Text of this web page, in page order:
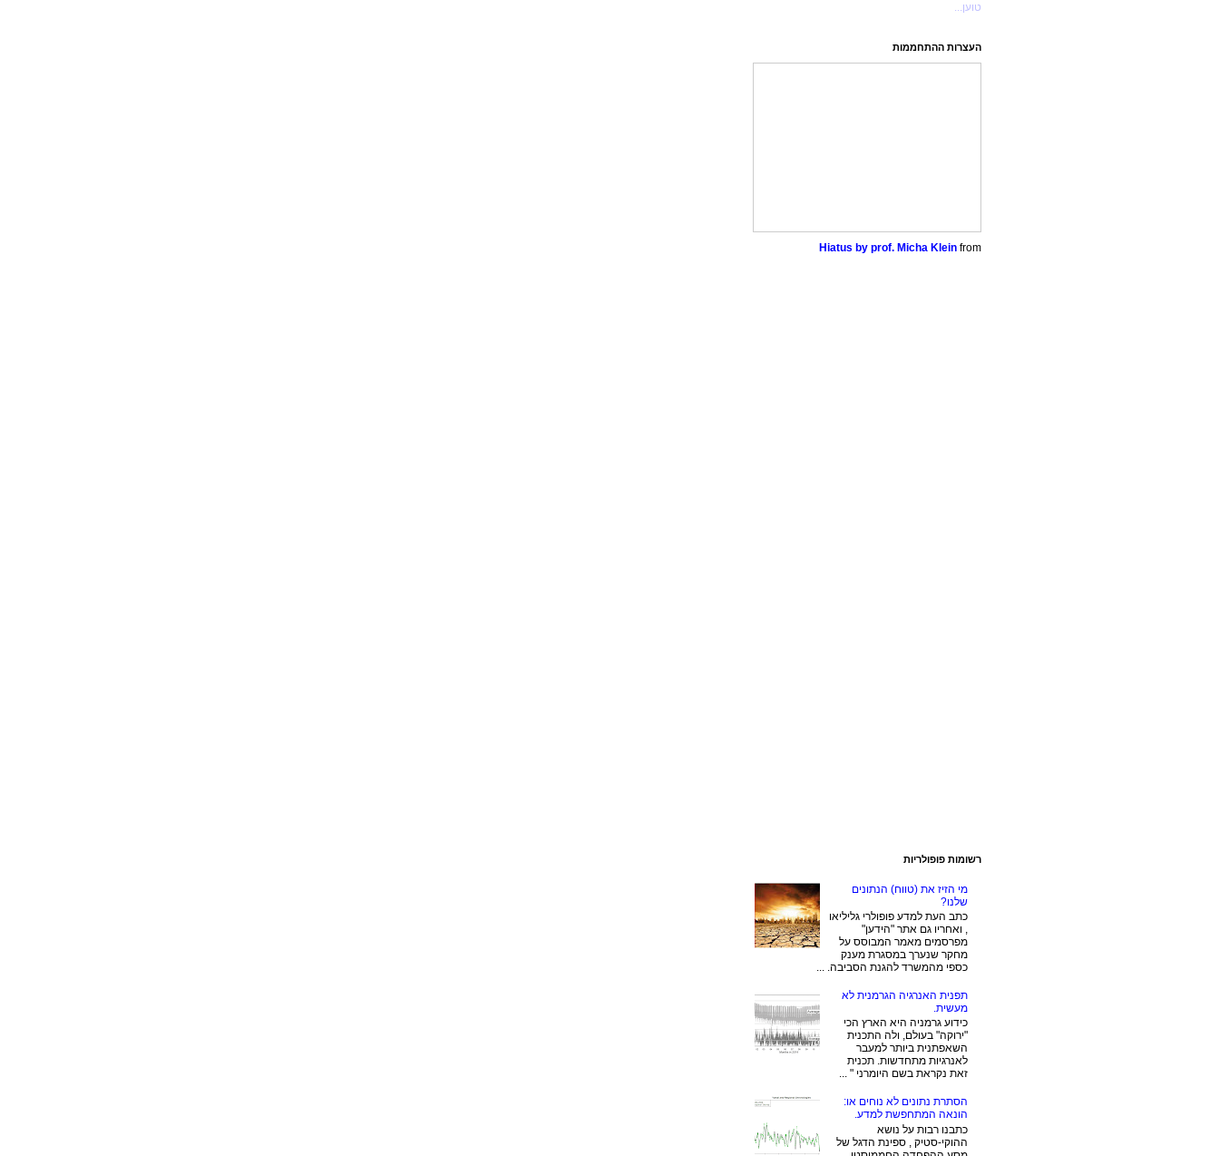
טוען...
העצרות ההתחממות
Hiatus by prof. Micha Klein from
רשומות פופולריות
מי הזיז את (טווח) הנתונים
שלנו?
כתב העת למדע פופולרי גליליאו
, ואחריו גם אתר "הידען"
מפרסמים מאמר המבוסס על
מחקר שנערך במסגרת מענק
כספי מהמשרד להגנת הסביבה. ...
תפנית האנרגיה הגרמנית לא
מעשית.
כידוע גרמניה היא הארץ הכי
"ירוקה" בעולם, ולה התכנית
השאפתנית ביותר למעבר
לאנרגיות מתחדשות. תכנית
זאת נקראת בשם היומרני " ...
הסתרת נתונים לא נוחים או:
הונאה המתחפשת למדע.
כתבנו רבות על נושא
ההוקי-סטיק , ספינת הדגל של